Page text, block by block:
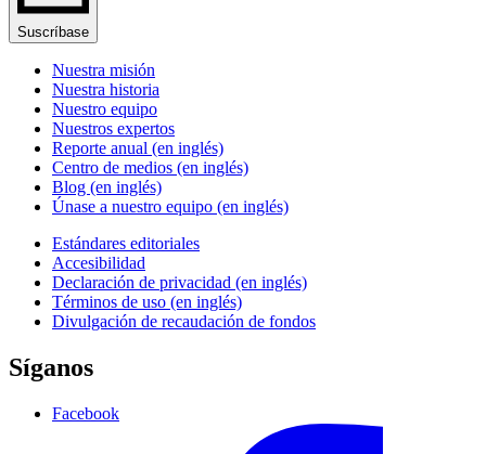
Suscríbase
Nuestra misión
Nuestra historia
Nuestro equipo
Nuestros expertos
Reporte anual (en inglés)
Centro de medios (en inglés)
Blog (en inglés)
Únase a nuestro equipo (en inglés)
Estándares editoriales
Accesibilidad
Declaración de privacidad (en inglés)
Términos de uso (en inglés)
Divulgación de recaudación de fondos
Síganos
Facebook